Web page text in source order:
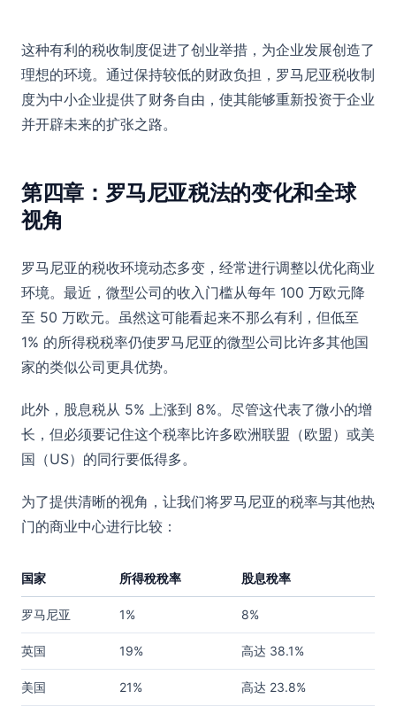
这种有利的税收制度促进了创业举措，为企业发展创造了
理想的环境。通过保持较低的财政负担，罗马尼亚税收制
度为中小企业提供了财务自由，使其能够重新投资于企业
并开辟未来的扩张之路。
第四章：罗马尼亚税法的变化和全球
视角
罗马尼亚的税收环境动态多变，经常进行调整以优化商业
环境。最近，微型公司的收入门槛从每年 100 万欧元降
至 50 万欧元。虽然这可能看起来不那么有利，但低至
1% 的所得税税率仍使罗马尼亚的微型公司比许多其他国
家的类似公司更具优势。
此外，股息税从 5% 上涨到 8%。尽管这代表了微小的增
长，但必须要记住这个税率比许多欧洲联盟（欧盟）或美
国（US）的同行要低得多。
为了提供清晰的视角，让我们将罗马尼亚的税率与其他热
门的商业中心进行比较：
国家 所得稅稅率 股息稅率
罗马尼亚 1% 8%
英国 19% 高达 38.1%
美国 21% 高达 23.8%